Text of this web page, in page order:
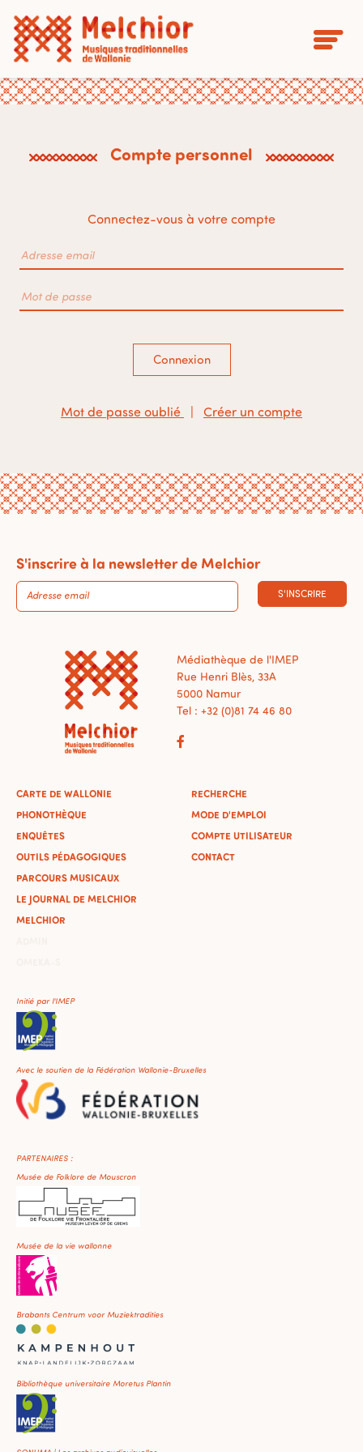
Compte personnel
Connectez-vous à votre compte
Connexion
Mot de passe oublié Créer un compte
S'inscrire à la newsletter de Melchior
S'INSCRIRE
Médiathèque de l'IMEP
Rue Henri Blès, 33A
5000 Namur
Tel : +32 (0)81 74 46 80
CARTE DE WALLONIE
PHONOTHÈQUE
ENQUÊTES
OUTILS PÉDAGOGIQUES
PARCOURS MUSICAUX
LE JOURNAL DE MELCHIOR
MELCHIOR
RECHERCHE
MODE D'EMPLOI
COMPTE UTILISATEUR
CONTACT
Initié par l'IMEP
Avec le soutien de la Fédération Wallonie-Bruxelles
PARTENAIRES :
Musée de Folklore de Mouscron
Musée de la vie wallonne
Brabants Centrum voor Muziektradities
Bibliothèque universitaire Moretus Plantin